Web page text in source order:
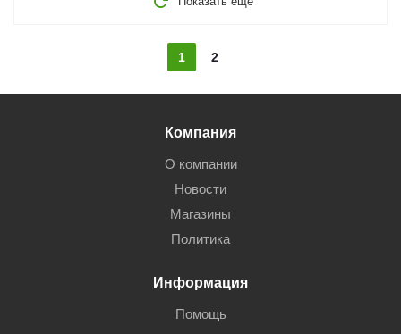
1 2
Компания
О компании
Новости
Магазины
Политика
Информация
Помощь